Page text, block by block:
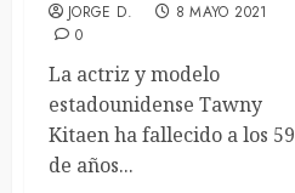
JORGE D.
8 MAYO 2021
0
La actriz y modelo
estadounidense Tawny
Kitaen ha fallecido a los 59
de años...